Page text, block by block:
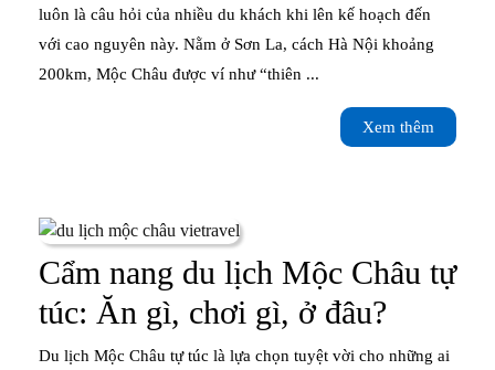
điểm
du
lịch
Mộc
nên
bỏ
luôn là câu hỏi của nhiều du khách khi lên kế hoạch đến
với cao nguyên này. Nằm ở Sơn La, cách Hà Nội khoảng
200km, Mộc Châu được ví như “thiên ...
Xem thêm
thêm
Cẩm nang du lịch Mộc Châu tự
túc: Ăn gì, chơi gì, ở đâu?
nang
Du lịch Mộc Châu tự túc là lựa chọn tuyệt vời cho những ai